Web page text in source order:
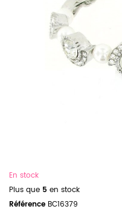
En stock
Plus que 5 en stock
Référence BC16379